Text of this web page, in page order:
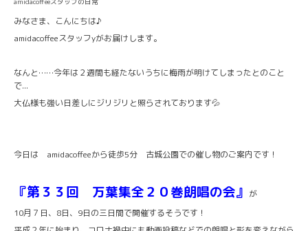
みなさま、こんにちは♪
amidacoffeeスタッフyがお届けします。
なんと……今年は２週間も経たないうちに梅雨が明けてしまったとのこと
で...
大仏様も強い日差しにジリジリと照らされております💦
今日は amidacoffeeから徒歩5分 古城公園での催し物のご案内です！
『第３３回 万葉集全２０巻朗唱の会』 が
10月７日、8日、9日の三日間で開催するそうです！